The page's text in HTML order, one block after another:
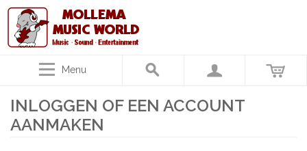
Menu
INLOGGEN OF EEN ACCOUNT
AANMAKEN